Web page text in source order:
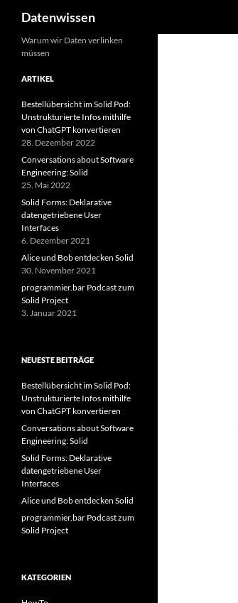
Zum
Inhalt
springen
Datenwissen
Warum wir Daten verlinken
müssen
ARTIKEL
Bestellübersicht im Solid Pod:
Unstrukturierte Infos mithilfe
von ChatGPT konvertieren
28. Dezember 2022
Conversations about Software
Engineering: Solid
25. Mai 2022
Solid Forms: Deklarative
datengetriebene User
Interfaces
6. Dezember 2021
Alice und Bob entdecken Solid
30. November 2021
programmier.bar Podcast zum
Solid Project
3. Januar 2021
NEUESTE BEITRÄGE
Bestellübersicht im Solid Pod:
Unstrukturierte Infos mithilfe
von ChatGPT konvertieren
Conversations about Software
Engineering: Solid
Solid Forms: Deklarative
datengetriebene User
Interfaces
Alice und Bob entdecken Solid
programmier.bar Podcast zum
Solid Project
KATEGORIEN